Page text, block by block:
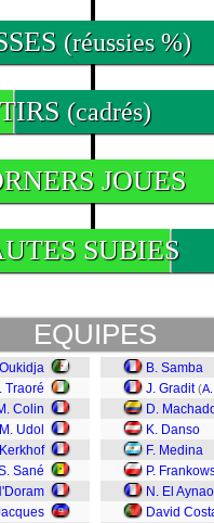
(réussies %)
TIRS (cadrés)
JOUES
SUBIES
EQUIPES
I. Traoré
Colin
M. Udol
Sané
B. Samba
J. Gradit (
D.
K. Danso
F. Medina
P.
N. El
David